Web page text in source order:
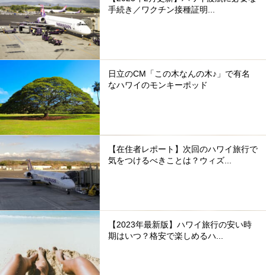
手続き／ワクチン接種証明...
日立のCM「この木なんの木♪」で有名
なハワイのモンキーポッド
【在住者レポート】次回のハワイ旅行で
気をつけるべきことは？ウィズ...
【2023年最新版】ハワイ旅行の安い時
期はいつ？格安で楽しめるハ...